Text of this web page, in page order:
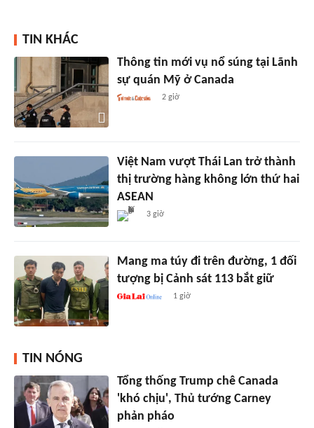
TIN KHÁC
Thông tin mới vụ nổ súng tại Lãnh
sự quán Mỹ ở Canada
2 giờ
Việt Nam vượt Thái Lan trở thành
thị trường hàng không lớn thứ hai
ASEAN
3 giờ
Mang ma túy đi trên đường, 1 đối
tượng bị Cảnh sát 113 bắt giữ
1 giờ
TIN NÓNG
Tổng thống Trump chê Canada
'khó chịu', Thủ tướng Carney
phản pháo